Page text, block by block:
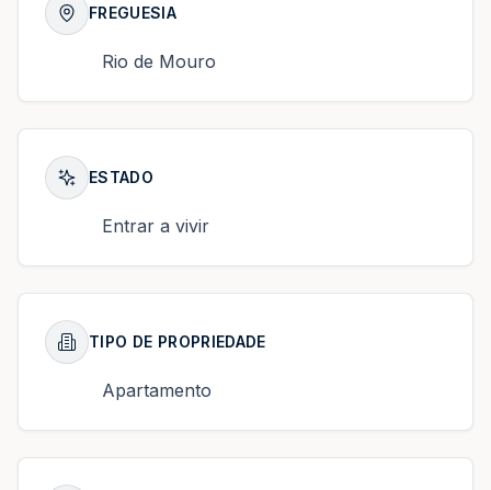
FREGUESIA
Rio de Mouro
ESTADO
Entrar a vivir
TIPO DE PROPRIEDADE
Apartamento